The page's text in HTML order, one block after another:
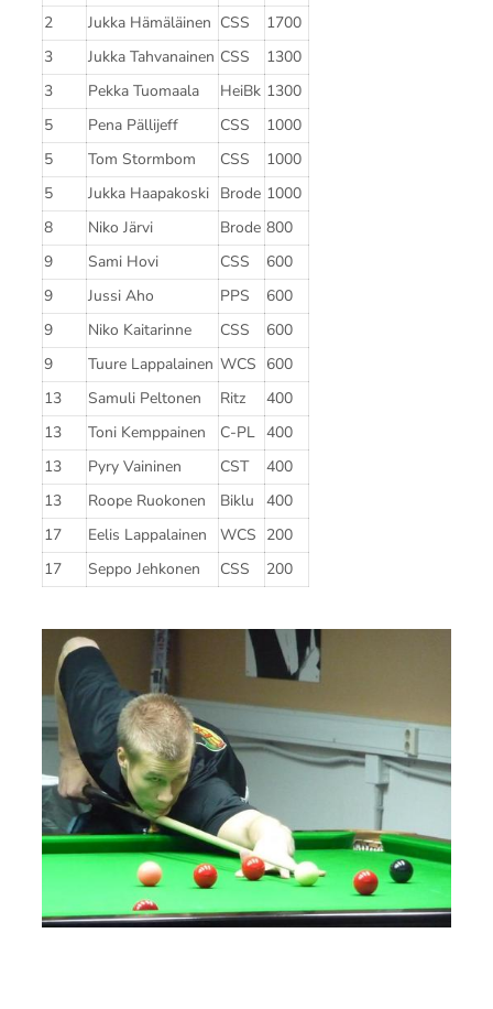
2
Jukka Hämäläinen CSS
1700
3
Jukka Tahvanainen CSS
1300
3
Pekka Tuomaala HeiBk 1300
5
Pena Pällijeff CSS
1000
5
Tom Stormbom CSS
1000
5
Jukka Haapakoski Brode 1000
8
Niko Järvi Brode 800
9
Sami Hovi CSS
600
9
Jussi Aho PPS
600
9
Niko Kaitarinne CSS
600
9
Tuure Lappalainen WCS 600
13
Samuli Peltonen Ritz
400
13
Toni Kemppainen C-PL 400
13
Pyry Vaininen CST
400
13
Roope Ruokonen Biklu
400
17
Eelis Lappalainen WCS 200
17
Seppo Jehkonen CSS 200